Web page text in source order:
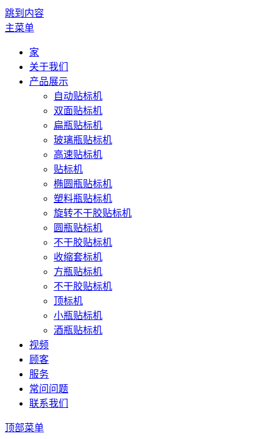
跳到内容
主菜单
家
关于我们
产品展示
自动贴标机
双面贴标机
扁瓶贴标机
玻璃瓶贴标机
高速贴标机
贴标机
椭圆瓶贴标机
塑料瓶贴标机
旋转不干胶贴标机
圆瓶贴标机
不干胶贴标机
收缩套标机
方瓶贴标机
不干胶贴标机
顶标机
小瓶贴标机
酒瓶贴标机
视频
顾客
服务
常问问题
联系我们
顶部菜单